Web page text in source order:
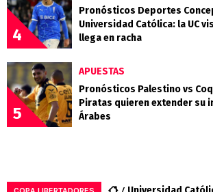
4
Pronósticos Deportes
Universidad Católica: la UC
llega en racha
5
APUESTAS
Pronósticos Palestino vs
Piratas quieren extender su
Árabes